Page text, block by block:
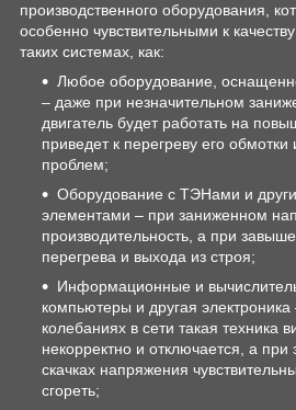
производственного оборудования,
особенно чувствительными к
таких системах, как:
Любое оборудование,
– даже при незначительном
двигатель будет работать на
приведет к перегреву его
проблем;
Оборудование с ТЭНами и
элементами – при заниженном
производительность, а при
перегрева и выхода из строя;
Информационные и
компьютеры и другая
колебаниях в сети такая техника
некорректно и отключается, а при
скачках напряжения
сгореть;